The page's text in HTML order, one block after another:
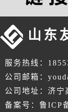
山东
服务热线：
公司邮箱：
公司地址：济宁
备案号：鲁ICP